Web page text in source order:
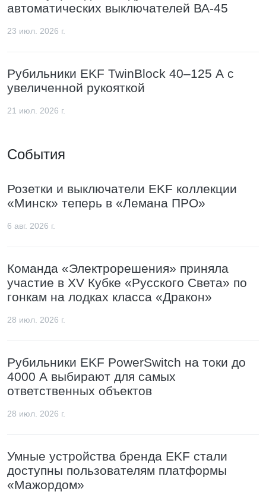
автоматических выключателей ВА-45
23 июл. 2026 г.
Рубильники EKF TwinBlock 40–125 А с
увеличенной рукояткой
21 июл. 2026 г.
События
Розетки и выключатели EKF коллекции
«Минск» теперь в «Лемана ПРО»
6 авг. 2026 г.
Команда «Электрорешения» приняла
участие в XV Кубке «Русского Света» по
гонкам на лодках класса «Дракон»
28 июл. 2026 г.
Рубильники EKF PowerSwitch на токи до
4000 А выбирают для самых
ответственных объектов
28 июл. 2026 г.
Умные устройства бренда EKF стали
доступны пользователям платформы
«Мажордом»